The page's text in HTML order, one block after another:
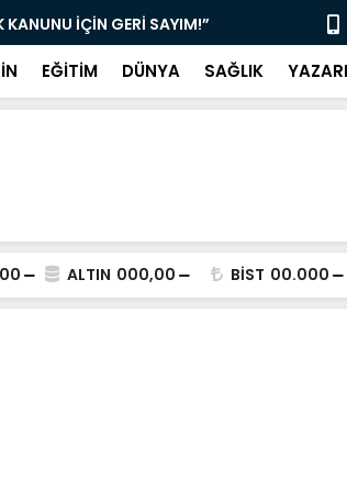
KANUNU İÇİN GERİ SAYIM!”
EĞİTİM DÜNYA SAĞLIK
ALTIN 000,00 BİST 00.000